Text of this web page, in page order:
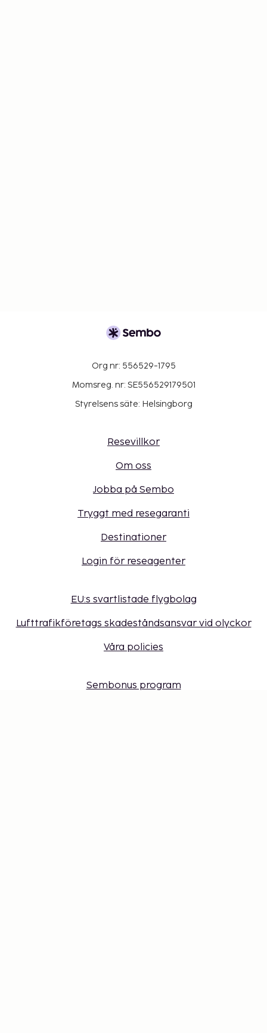
Org nr: 556529-1795
Momsreg. nr: SE556529179501
Styrelsens säte: Helsingborg
Resevillkor
Om oss
Jobba på Sembo
Tryggt med resegaranti
Destinationer
Login för reseagenter
EU:s svartlistade flygbolag
Lufttrafikföretags skadeståndsansvar vid olyckor
Våra policies
Sembonus program